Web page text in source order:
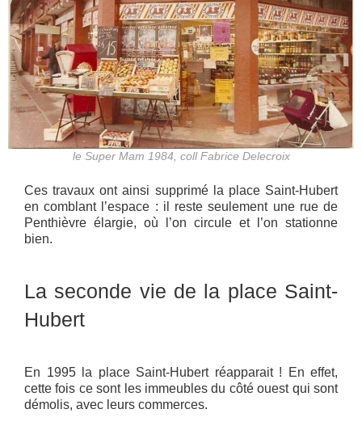
le Super Mam 1984, coll Fabrice Delecroix
Ces travaux ont ainsi supprimé la place Saint-Hubert
en comblant l’espace : il reste seulement une rue de
Penthièvre élargie, où l’on circule et l’on stationne
bien.
La seconde vie de la place Saint-
Hubert
En 1995 la place Saint-Hubert réapparait ! En effet,
cette fois ce sont les immeubles du côté ouest qui sont
démolis, avec leurs commerces.